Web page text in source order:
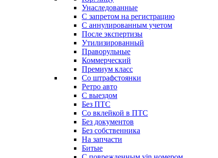
Унаследованные
С запретом на регистрацию
С аннулированным учетом
После экспертизы
Утилизированный
Праворульные
Коммерческий
Премиум класс
Со штрафстоянки
Ретро авто
С выездом
Без ПТС
Со вклейкой в ПТС
Без документов
Без собственника
На запчасти
Битые